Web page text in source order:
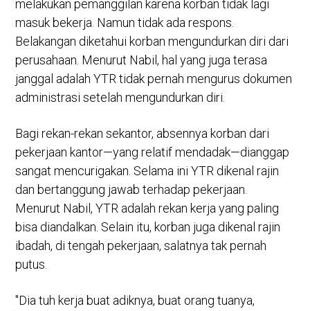
melakukan pemanggilan karena korban tidak lagi
masuk bekerja. Namun tidak ada respons.
Belakangan diketahui korban mengundurkan diri dari
perusahaan. Menurut Nabil, hal yang juga terasa
janggal adalah YTR tidak pernah mengurus dokumen
administrasi setelah mengundurkan diri.
Bagi rekan-rekan sekantor, absennya korban dari
pekerjaan kantor—yang relatif mendadak—dianggap
sangat mencurigakan. Selama ini YTR dikenal rajin
dan bertanggung jawab terhadap pekerjaan.
Menurut Nabil, YTR adalah rekan kerja yang paling
bisa diandalkan. Selain itu, korban juga dikenal rajin
ibadah, di tengah pekerjaan, salatnya tak pernah
putus.
"Dia tuh kerja buat adiknya, buat orang tuanya,